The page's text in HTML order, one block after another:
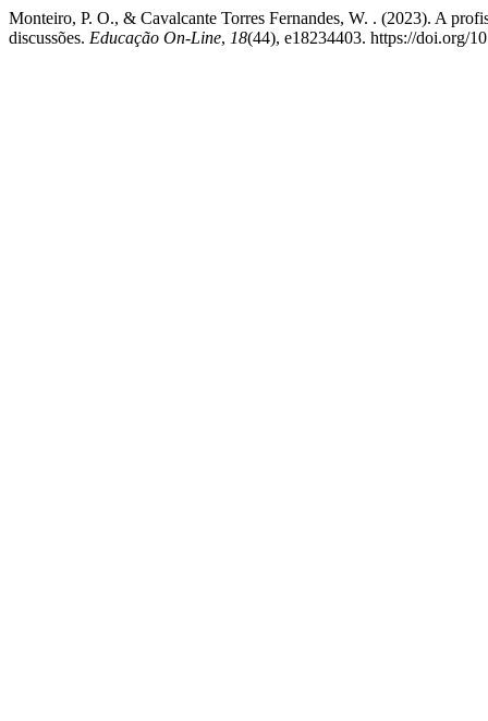
Monteiro, P. O., & Cavalcante Torres Fernandes, W. . (2023). A
discussões. Educação On-Line, 18(44), e18234403. https://doi.org/